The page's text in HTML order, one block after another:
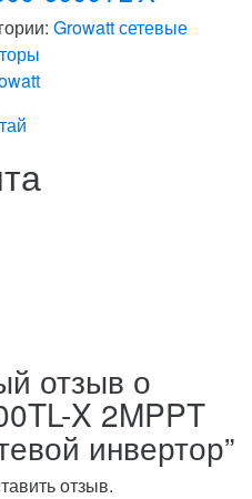
Growatt сетевые
отзыв о
X 2MPPT
инвертор”
отзыв.